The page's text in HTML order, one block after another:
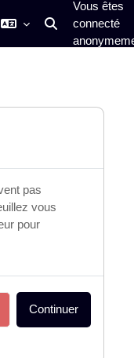
Activer/
Vous êtes
connecté
pas
vous
pour
Continuer